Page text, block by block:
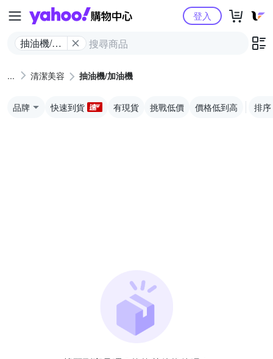
Yahoo購物中心
抽油機/加
登入
清潔美容 抽油機/加油機
品牌 快速到貨 有現貨 挑戰低價 價格低到高 排序